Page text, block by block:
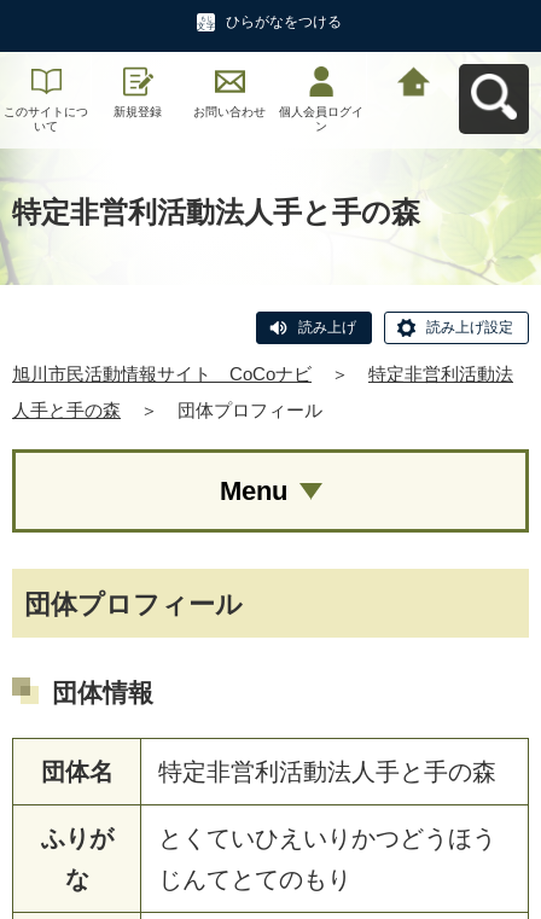
ひらがなをつける
このサイトにつ
いて
新規登録 お問い合わせ
個人会員ログイ
ン
特定非営利活動法人手と手の森
読み上げ 読み上げ設定
旭川市民活動情報サイト CoCoナビ ＞
特定非営利活動法
人手と手の森
＞ 団体プロフィール
団体プロフィール
団体情報
団体名 特定非営利活動法人手と手の森
ふりが
な
とくていひえいりかつどうほう
じんてとてのもり
Menu